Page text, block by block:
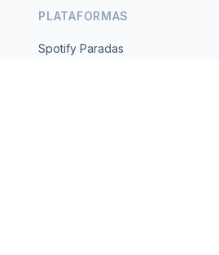
PLATAFORMAS
Spotify Paradas